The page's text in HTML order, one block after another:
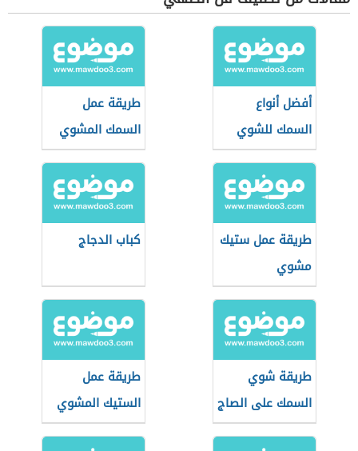
أفضل أنواع
السمك للشوي
طريقة عمل
السمك المشوي
بالردة
طريقة عمل ستيك
مشوي
كباب الدجاج
طريقة شوي
السمك على الصاج
طريقة عمل
الستيك المشوي